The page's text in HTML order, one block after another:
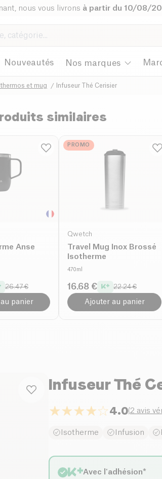
nous vous livrons à partir du 10/08/
Nouveautés Nos marques
et mug Infuseur Thé Cerisier
similaires
Anse
26.47 €
panier
PROMO
Qwetch
Travel Mug Inox Brossé
Isotherme
470ml
16.68 € 22.24 €
Ajouter au panier
Infuseur Thé
4.0(2 avis
Isotherme Infusion
Avec l'adhésion*